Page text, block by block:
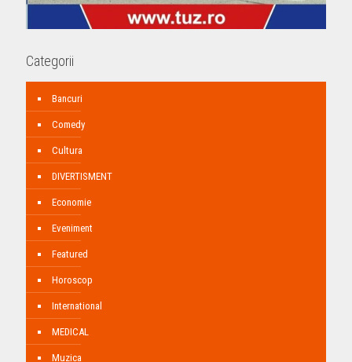
Categorii
Bancuri
Comedy
Cultura
DIVERTISMENT
Economie
Eveniment
Featured
Horoscop
International
MEDICAL
Muzica